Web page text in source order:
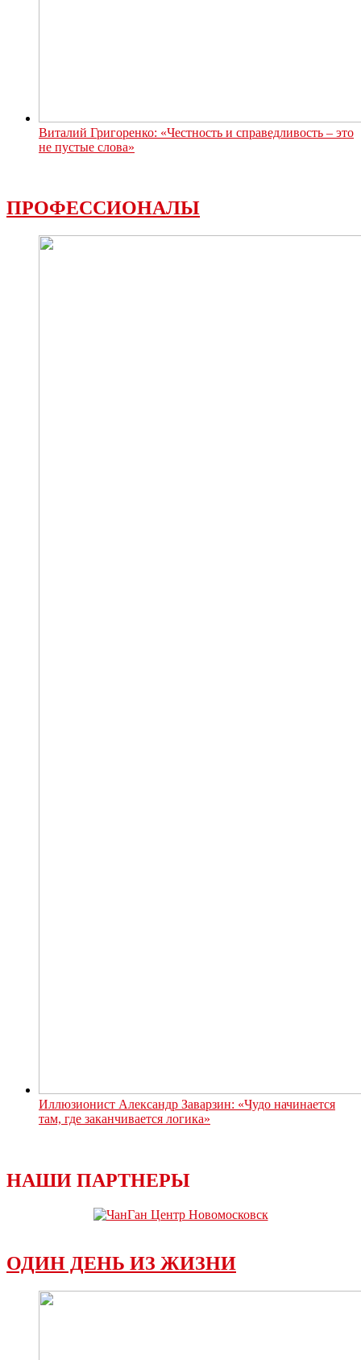
Виталий Григоренко: «Честность и справедливость – это
не пустые слова»
ПРОФЕССИОНАЛЫ
Иллюзионист Александр Заварзин: «Чудо начинается
там, где заканчивается логика»
НАШИ ПАРТНЕРЫ
ОДИН ДЕНЬ ИЗ ЖИЗНИ